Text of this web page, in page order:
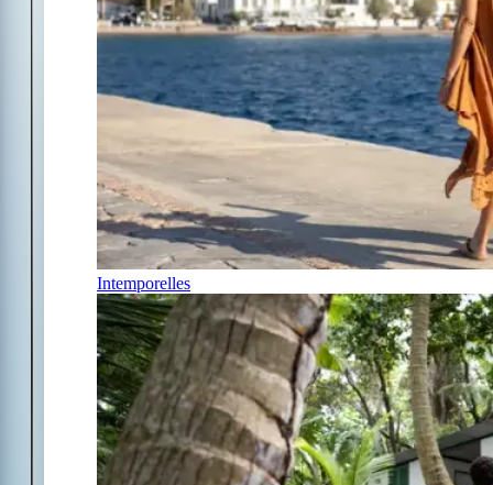
Intemporelles